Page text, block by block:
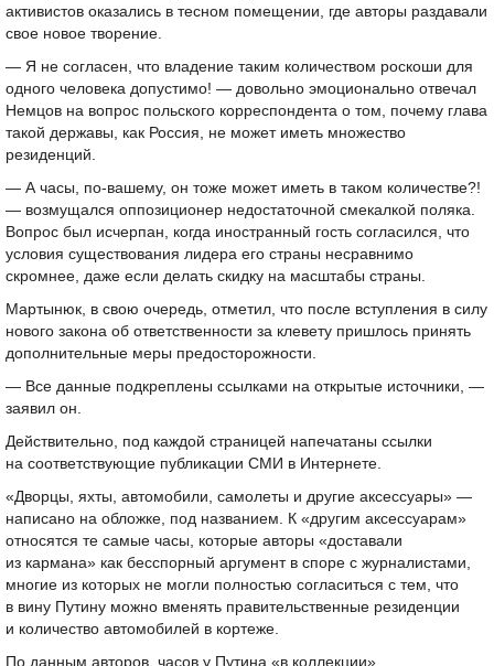
активистов оказались в тесном помещении, где авторы раздавали
свое новое творение.
— Я не согласен, что владение таким количеством роскоши для
одного человека допустимо! — довольно эмоционально отвечал
Немцов на вопрос польского корреспондента о том, почему глава
такой державы, как Россия, не может иметь множество
резиденций.
— А часы, по-вашему, он тоже может иметь в таком количестве?!
— возмущался оппозиционер недостаточной смекалкой поляка.
Вопрос был исчерпан, когда иностранный гость согласился, что
условия существования лидера его страны несравнимо
скромнее, даже если делать скидку на масштабы страны.
Мартынюк, в свою очередь, отметил, что после вступления в силу
нового закона об ответственности за клевету пришлось принять
дополнительные меры предосторожности.
— Все данные подкреплены ссылками на открытые источники, —
заявил он.
Действительно, под каждой страницей напечатаны ссылки
на соответствующие публикации СМИ в Интернете.
«Дворцы, яхты, автомобили, самолеты и другие аксессуары» —
написано на обложке, под названием. К «другим аксессуарам»
относятся те самые часы, которые авторы «доставали
из кармана» как бесспорный аргумент в споре с журналистами,
многие из которых не могли полностью согласиться с тем, что
в вину Путину можно вменять правительственные резиденции
и количество автомобилей в кортеже.
По данным авторов, часов у Путина «в коллекции»